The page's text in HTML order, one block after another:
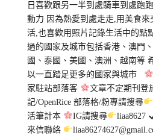
日喜歡跟另一半到處騎車到處跑
動力 因為熱愛到處走走,用美食來
活,也喜歡用照片記錄生活中的點
過的國家及城市包括香港、澳門
國、泰國、美國、澳洲、越南等
以一直踏足更多的國家與城市
家駐站部落客
文章不定期刊登
記/OpenRice 部落格/粉專請搜尋
活筆計本
IG請搜尋 liaa8627
來信聯絡